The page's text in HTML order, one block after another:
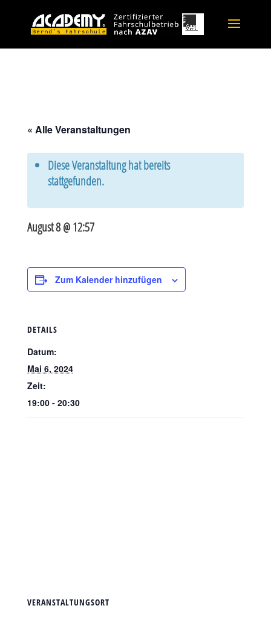
« Alle Veranstaltungen
Diese Veranstaltung hat bereits
stattgefunden.
August 8 @ 12:57
Zum Kalender hinzufügen
DETAILS
Datum:
Mai 6, 2024
Zeit:
19:00 - 20:30
VERANSTALTUNGSORT